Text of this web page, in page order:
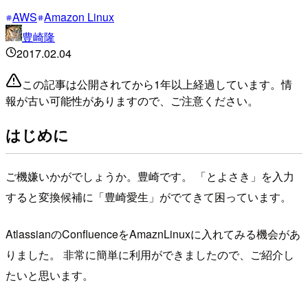
AWS Amazon Linux
豊崎隆
2017.02.04
この記事は公開されてから1年以上経過しています。情
報が古い可能性がありますので、ご注意ください。
はじめに
ご機嫌いかがでしょうか。豊崎です。 「とよさき」を入力
すると変換候補に「豊崎愛生」がでてきて困っています。
AtlassianのConfluenceをAmaznLinuxに入れてみる機会があ
りました。 非常に簡単に利用ができましたので、ご紹介し
たいと思います。